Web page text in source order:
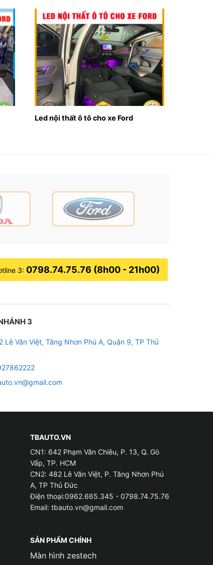
ghế tạo ra các vệt loang trên ghế da
lớp mút nên hầu như sẽ không thể vệ
chỉ giúp làm đẹp bên trong nội thất mà
Led nội thất ô tô cho xe Ford
3: 0798.74.75.76 (8h00 - 21h00)
3
Lê Văn Việt, Tăng Nhơn Phú A, Quận 9, TP Thủ
TBAUTO.VN
CN1: 642 Phạm Văn Chiêu, P. 13, Q. Gò
Vấp, TP. HCM
CN2: 482 Lê Văn Việt, P. Tăng Nhơn Phú
A, TP Thủ Đức
Điện thoại:0962.665.345 - 0798.74.75.76
Email: tbauto.vn@gmail.com
SẢN PHẨM CHÍNH
Màn hình zestech